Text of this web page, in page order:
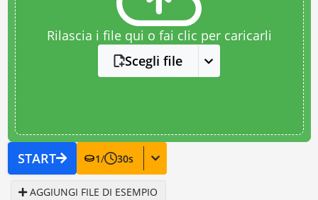
Rilascia i file qui o fai clic per caricarli
Scegli file
START 1/ 30s
AGGIUNGI FILE DI ESEMPIO